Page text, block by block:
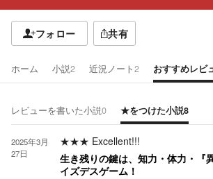
フォロー 共有
ホーム 小説2 近況ノート2 おすすめレビ
レビューを書いた小説0 ★をつけた小説8
2025年3月
27日
★★★ Excellent!!!
生き残りの鍵は、知力・体力・『
イズデスゲーム！